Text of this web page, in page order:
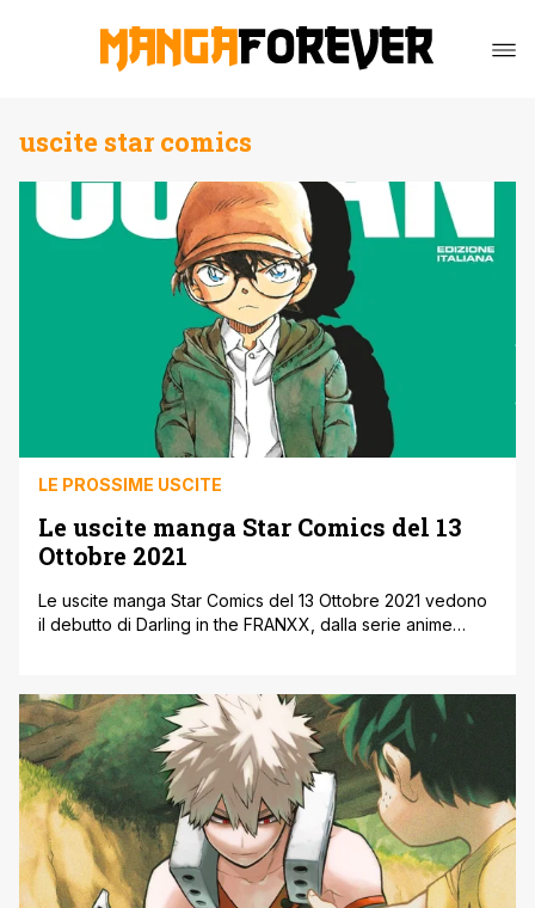
uscite star comics
LE PROSSIME USCITE
Le uscite manga Star Comics del 13
Ottobre 2021
Le uscite manga Star Comics del 13 Ottobre 2021 vedono
il debutto di Darling in the FRANXX, dalla serie anime
ultimi annunci. Le uscite manga Star Comics del 13 Ottobre
2021 DARLING IN THE FRANXX 1 di [']